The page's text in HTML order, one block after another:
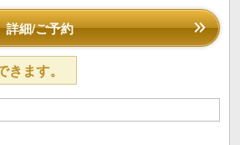
詳細/ご予約
ます。